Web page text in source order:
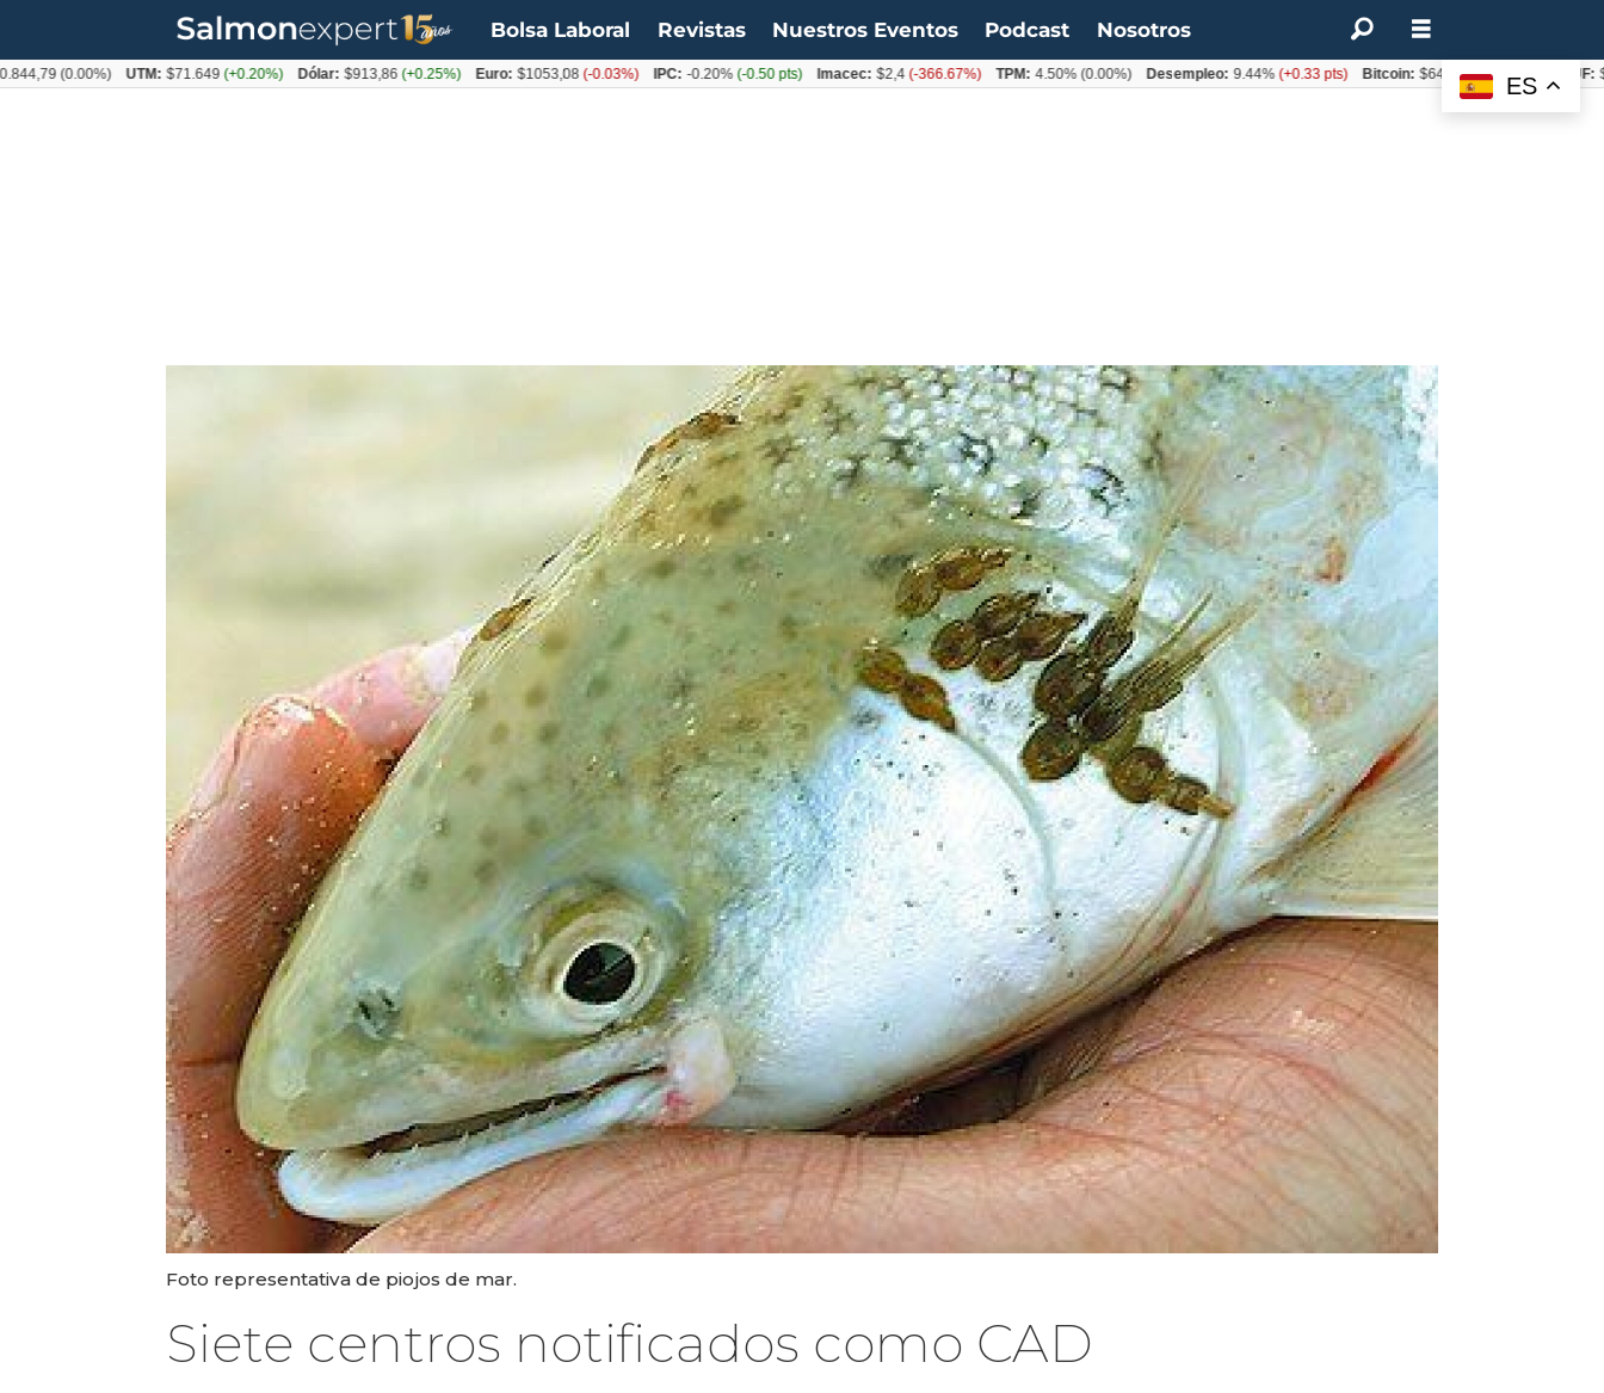
Bolsa Laboral Revistas Nuestros Eventos Podcast Nosotros
Foto representativa de piojos de mar.
Siete centros notificados como CAD
ES
(0.00%) UTM: $71.649(+0.20%) Dólar: $913,86(+0.25%) Euro: $1053,08(-0.03%) IPC: -0.20%(-0.50 pts) Imacec: $2,4(-366.67%) TPM: 4.50% (0.00%) Desempleo: 9.44% (+0.33 pts) Bitcoin: $64.600,08 (+2.93%)